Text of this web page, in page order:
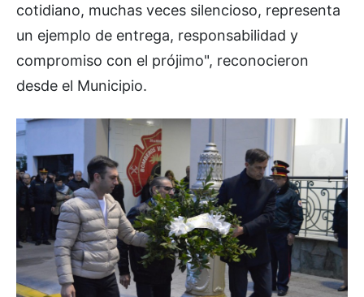
cotidiano, muchas veces silencioso, representa
un ejemplo de entrega, responsabilidad y
compromiso con el prójimo", reconocieron
desde el Municipio.